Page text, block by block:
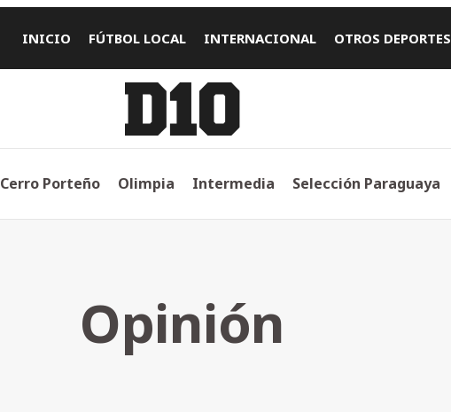
INICIO FÚTBOL LOCAL INTERNACIONAL OTROS DEPORTES
Cerro Porteño Olimpia Intermedia Selección Paraguaya
Opinión